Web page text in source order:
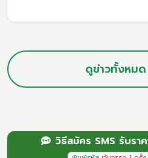
ครั้งสมัยนายพินิจ จารุสมบัติ อดีต
สภาวัฒนธรรมไทย-จีน และส่งเสริ
มาจัดแสดงในงานด้วยหลายครั้ง
ดูข่าวทั้งหม
วิธีสมัคร SMS รับรา